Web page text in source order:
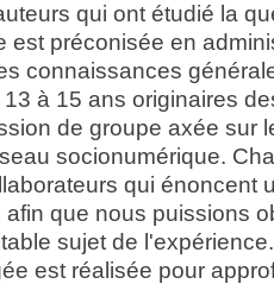
qui ont étudié la
est préconisée en
connaissances
à 15 ans originaires
de groupe axée sur
socionumérique.
qui énoncent
que nous puissions
sujet de
est réalisée pour